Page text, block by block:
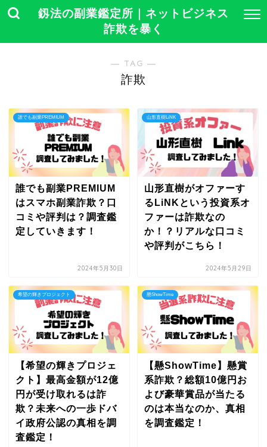
釼法の副業鑑定所｜ネットビジネス
詐欺を暴く
― TAG ―
詐欺
誰でも副業PREMIUM
誰でも副業PREMIUM
はスマホ副業詐欺？口
コミや評判は？調査鑑
定していきます！
2024年5月30日
山形直樹LiNK
山形直樹がオファーす
るLiNKという投資系オ
ファーは詐欺なの
か！？リアルな口コミ
や評判がこちら！
2024年5月29日
希望の輝きプロジェクト
【希望の輝きプロジェ
クト】最高金額が12億
円が受け取れるは詐
欺？未来への一歩ドバ
イ政府公認の真相を調
査鑑定！
懸ShowTime
【懸ShowTime】懸賞
系詐欺？総額10億円お
よび豪華賞品が当たる
のは本当なのか、真相
を調査鑑定！